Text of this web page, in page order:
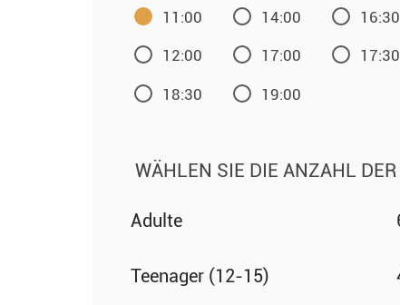
11:00 14:00 16:30
12:00 17:00 17:30
18:30 19:00
WÄHLEN SIE DIE ANZAHL DER
Adulte
Teenager (12-15)